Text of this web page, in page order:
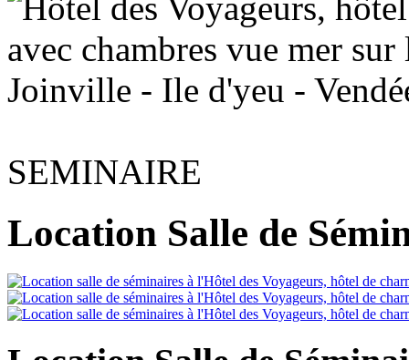
SEMINAIRE
Location Salle de